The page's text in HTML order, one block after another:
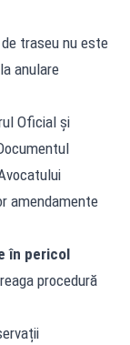
traseu nu este
anulare
Oficial și
amendamente
în pericol
procedură